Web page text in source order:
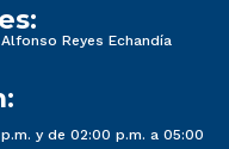
Reyes Echandía
y de 02:00 p.m. a 05:00